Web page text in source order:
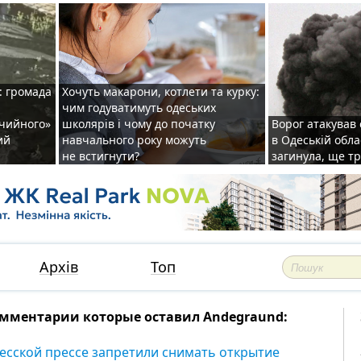
громада
Хочуть макарони, котлети та курку:
чим годуватимуть одеських
школярів і чому до початку
навчального року можуть
не встигнути?
Ворог
в Одеській
загинула, ще
Архів Топ
которые оставил Andegraund:
прессе запретили снимать открытие